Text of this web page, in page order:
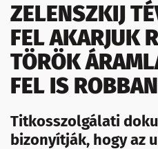
ZELENSZKIJ
FEL AKARJUK
TÖRÖK
FEL IS
Titkosszolgálati
bizonyítják, hogy az